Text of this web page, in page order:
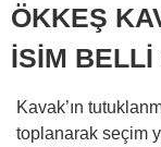
ÖKKEŞ
İSİM BELLİ
Kavak’ın
toplanarak seçim